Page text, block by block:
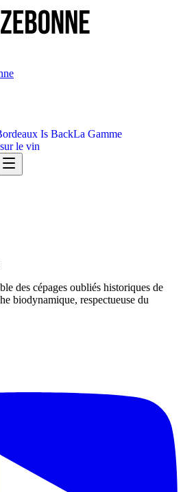
Is BackLa Gamme
le vin
des cépages oubliés historiques de
biodynamique, respectueuse du